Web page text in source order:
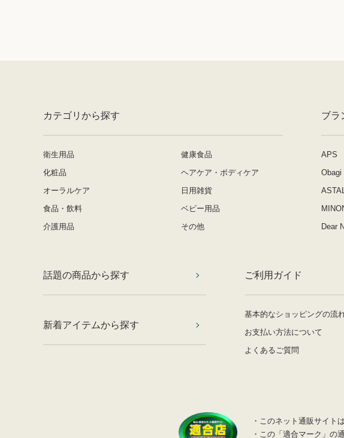
カテゴリから探す
衛生用品
健康食品
化粧品
ヘアケア・ボディケア
オーラルケア
日用雑貨
食品・飲料
ベビー用品
介護用品
その他
ブラ
APS
Obagi
Dear
話題の商品から探す
新着アイテムから探す
ご利用ガイド
基本的なショッピングの流
お支払い方法について
よくあるご質問
・このネット通販サイト
・この「適合マーク」の